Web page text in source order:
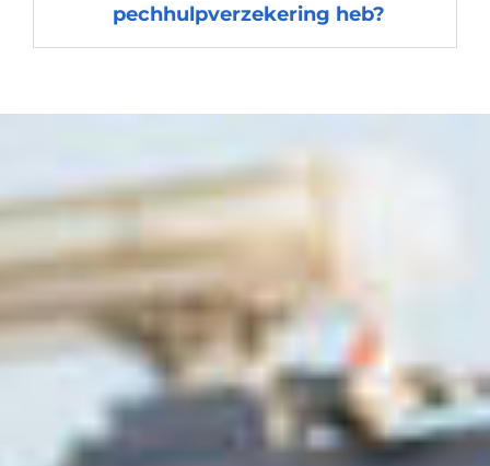
pechhulpverzekering heb?